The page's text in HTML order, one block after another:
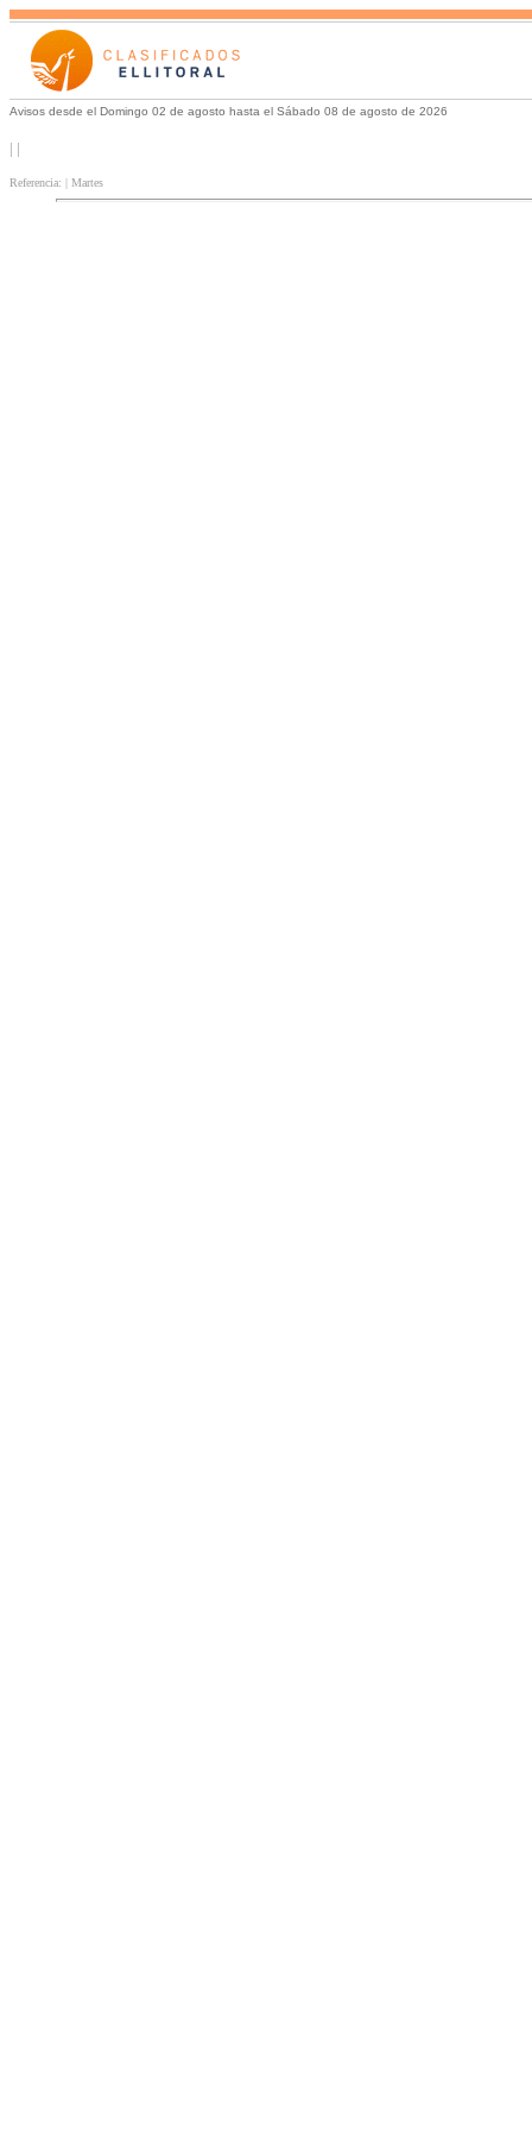
Avisos desde el Domingo 02 de agosto hasta el Sábado 08 de agosto de 2026
| |
Referencia: | Martes